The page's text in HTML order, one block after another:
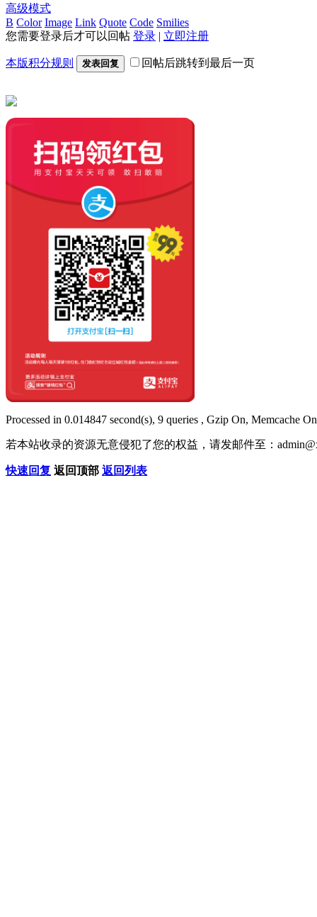
高级模式
B Color Image Link Quote Code Smilies
您需要登录后才可以回帖 登录 | 立即注册
本版积分规则 发表回复 回帖后跳转到最后一页
Processed in 0.014847 second(s), 9 queries , Gzip On, Memcache
若本站收录的资源无意侵犯了您的权益，请发邮件至：
快速回复 返回顶部 返回列表